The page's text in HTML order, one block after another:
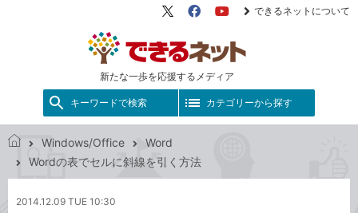
新たな一歩を応援するメディア
X（旧
FacebookYouTube
できるネットについて
キーワードで検索 カテゴリーから探す
で
ネ
Windows/Office
Word
Wordの表でセルに斜線を引く方法
2014.12.09 TUE 10:30